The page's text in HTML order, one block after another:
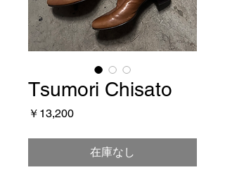
Tsumori Chisato
￥13,200価
在庫なし